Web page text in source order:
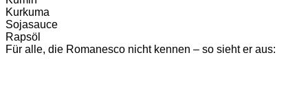
Kurkuma
Sojasauce
Rapsöl
Für alle, die Romanesco nicht kennen – so sieht er aus: